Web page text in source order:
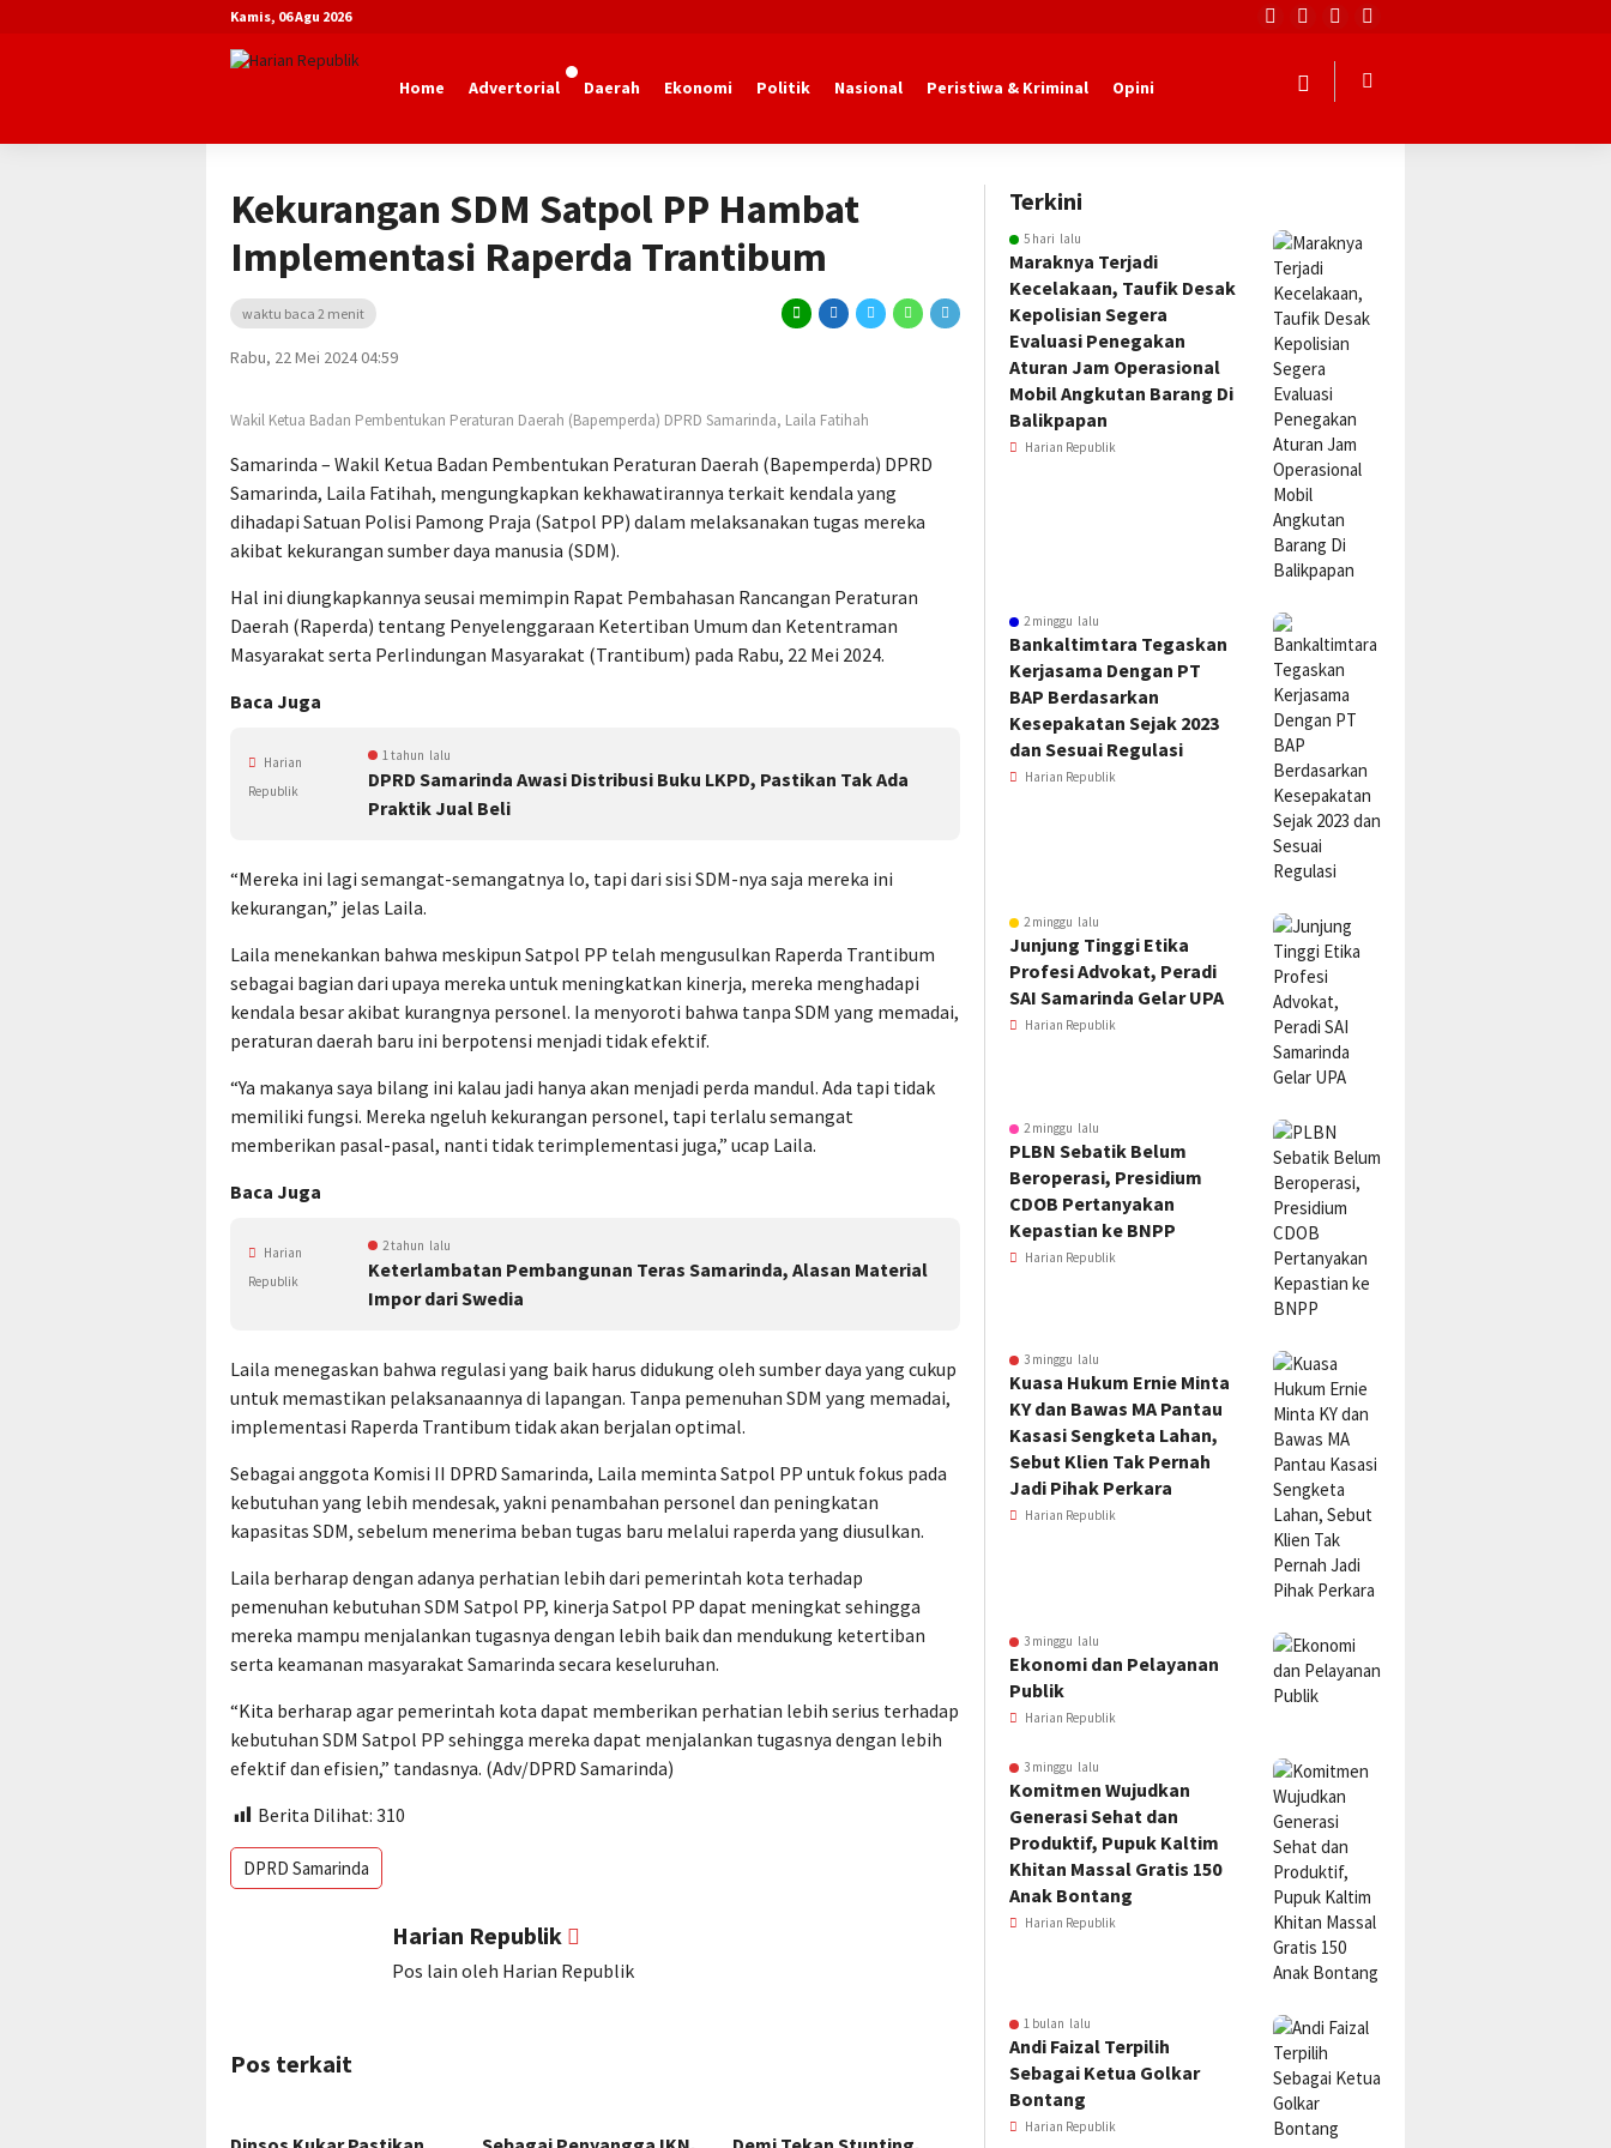
Kamis, 06 Agu 2026
Home Advertorial Daerah Ekonomi Politik Nasional Peristiwa & Kriminal Opini
Kekurangan SDM Satpol PP Hambat
Implementasi Raperda Trantibum
waktu baca 2 menit
Rabu, 22 Mei 2024 04:59
Wakil Ketua Badan Pembentukan Peraturan Daerah (Bapemperda) DPRD Samarinda, Laila Fatihah
Samarinda – Wakil Ketua Badan Pembentukan Peraturan Daerah (Bapemperda) DPRD
Samarinda, Laila Fatihah, mengungkapkan kekhawatirannya terkait kendala yang
dihadapi Satuan Polisi Pamong Praja (Satpol PP) dalam melaksanakan tugas mereka
akibat kekurangan sumber daya manusia (SDM).
Hal ini diungkapkannya seusai memimpin Rapat Pembahasan Rancangan Peraturan
Daerah (Raperda) tentang Penyelenggaraan Ketertiban Umum dan Ketentraman
Masyarakat serta Perlindungan Masyarakat (Trantibum) pada Rabu, 22 Mei 2024.
Baca Juga
1 tahun lalu
DPRD Samarinda Awasi Distribusi Buku LKPD, Pastikan Tak Ada
Praktik Jual Beli
Harian
Republik
“Mereka ini lagi semangat-semangatnya lo, tapi dari sisi SDM-nya saja mereka ini
kekurangan,” jelas Laila.
Laila menekankan bahwa meskipun Satpol PP telah mengusulkan Raperda Trantibum
sebagai bagian dari upaya mereka untuk meningkatkan kinerja, mereka menghadapi
kendala besar akibat kurangnya personel. Ia menyoroti bahwa tanpa SDM yang memadai,
peraturan daerah baru ini berpotensi menjadi tidak efektif.
“Ya makanya saya bilang ini kalau jadi hanya akan menjadi perda mandul. Ada tapi tidak
memiliki fungsi. Mereka ngeluh kekurangan personel, tapi terlalu semangat
memberikan pasal-pasal, nanti tidak terimplementasi juga,” ucap Laila.
Baca Juga
2 tahun lalu
Keterlambatan Pembangunan Teras Samarinda, Alasan Material
Impor dari Swedia
Harian
Republik
Laila menegaskan bahwa regulasi yang baik harus didukung oleh sumber daya yang cukup
untuk memastikan pelaksanaannya di lapangan. Tanpa pemenuhan SDM yang memadai,
implementasi Raperda Trantibum tidak akan berjalan optimal.
Sebagai anggota Komisi II DPRD Samarinda, Laila meminta Satpol PP untuk fokus pada
kebutuhan yang lebih mendesak, yakni penambahan personel dan peningkatan
kapasitas SDM, sebelum menerima beban tugas baru melalui raperda yang diusulkan.
Laila berharap dengan adanya perhatian lebih dari pemerintah kota terhadap
pemenuhan kebutuhan SDM Satpol PP, kinerja Satpol PP dapat meningkat sehingga
mereka mampu menjalankan tugasnya dengan lebih baik dan mendukung ketertiban
serta keamanan masyarakat Samarinda secara keseluruhan.
“Kita berharap agar pemerintah kota dapat memberikan perhatian lebih serius terhadap
kebutuhan SDM Satpol PP sehingga mereka dapat menjalankan tugasnya dengan lebih
efektif dan efisien,” tandasnya. (Adv/DPRD Samarinda)
Berita Dilihat: 310
DPRD Samarinda
Harian Republik
Pos lain oleh Harian Republik
Pos terkait
Terkini
5 hari lalu
Maraknya Terjadi
Kecelakaan, Taufik Desak
Kepolisian Segera
Evaluasi Penegakan
Aturan Jam Operasional
Mobil Angkutan Barang Di
Balikpapan
Harian Republik
2 minggu lalu
Bankaltimtara Tegaskan
Kerjasama Dengan PT
BAP Berdasarkan
Kesepakatan Sejak 2023
dan Sesuai Regulasi
Harian Republik
2 minggu lalu
Junjung Tinggi Etika
Profesi Advokat, Peradi
SAI Samarinda Gelar UPA
Harian Republik
2 minggu lalu
PLBN Sebatik Belum
Beroperasi, Presidium
CDOB Pertanyakan
Kepastian ke BNPP
Harian Republik
3 minggu lalu
Kuasa Hukum Ernie Minta
KY dan Bawas MA Pantau
Kasasi Sengketa Lahan,
Sebut Klien Tak Pernah
Jadi Pihak Perkara
Harian Republik
3 minggu lalu
Ekonomi dan Pelayanan
Publik
Harian Republik
3 minggu lalu
Komitmen Wujudkan
Generasi Sehat dan
Produktif, Pupuk Kaltim
Khitan Massal Gratis 150
Anak Bontang
Harian Republik
1 bulan lalu
Andi Faizal Terpilih
Sebagai Ketua Golkar
Bontang
Harian Republik